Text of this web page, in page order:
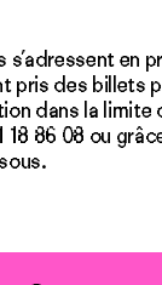
en
pris des billets
dans la limite
18 86 08 ou